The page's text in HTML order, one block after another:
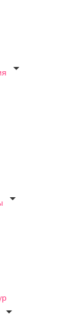


